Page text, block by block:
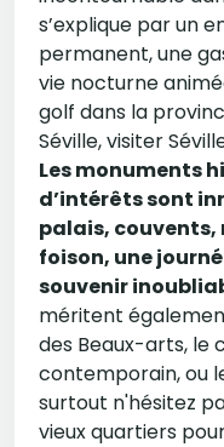
s’explique par un
permanent, une
vie nocturne
golf dans la
Séville, visiter
Les monuments
d’intérêts sont
palais,
foison, une
souvenir
méritent
des Beaux-arts, le
contemporain, ou
surtout n'hésitez
vieux quartiers